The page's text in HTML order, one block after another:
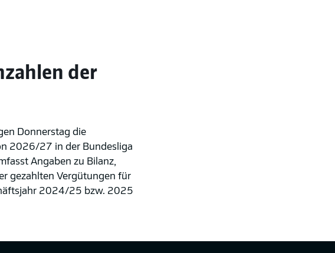
der
Donnerstag die
2026/27 in der Bundesliga
Angaben zu Bilanz,
gezahlten Vergütungen für
2024/25 bzw. 2025